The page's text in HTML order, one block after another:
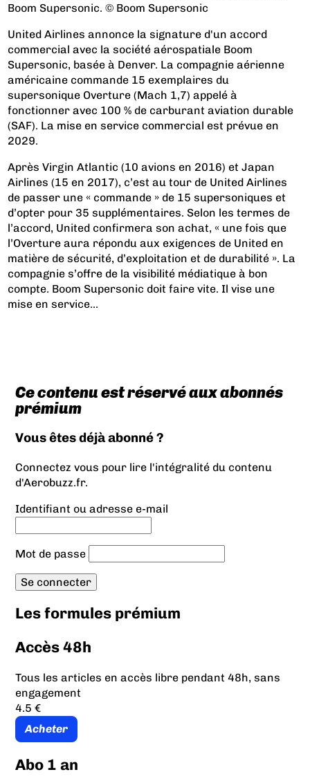
Boom Supersonic. © Boom Supersonic
United Airlines annonce la signature d'un accord
commercial avec la société aérospatiale Boom
Supersonic, basée à Denver. La compagnie aérienne
américaine commande 15 exemplaires du
supersonique Overture (Mach 1,7) appelé à
fonctionner avec 100 % de carburant aviation durable
(SAF). La mise en service commercial est prévue en
2029.
Après Virgin Atlantic (10 avions en 2016) etJapan
Airlines (15 en 2017), c’est au tour de United Airlines
de passer une « commande » de 15 supersoniques et
d’opter pour 35 supplémentaires. Selon les termes de
l’accord, United confirmera son achat, « une fois que
l’Overture aura répondu aux exigences de United en
matière de sécurité, d’exploitation et de durabilité ». La
compagnie s’offre de la visibilité médiatique à bon
compte. Boom Supersonic doit faire vite. Il vise une
mise en service...
Ce contenu est réservé aux abonnés
prémium
Vous êtes déjà abonné ?
Connectez vous pour lire l'intégralité du contenu
d'Aerobuzz.fr.
Identifiant ou adresse e-mail
Mot de passe
Les formules prémium
Accès 48h
Tous les articles en accès libre pendant 48h, sans
engagement
4.5 €
Acheter
Abo 1 an